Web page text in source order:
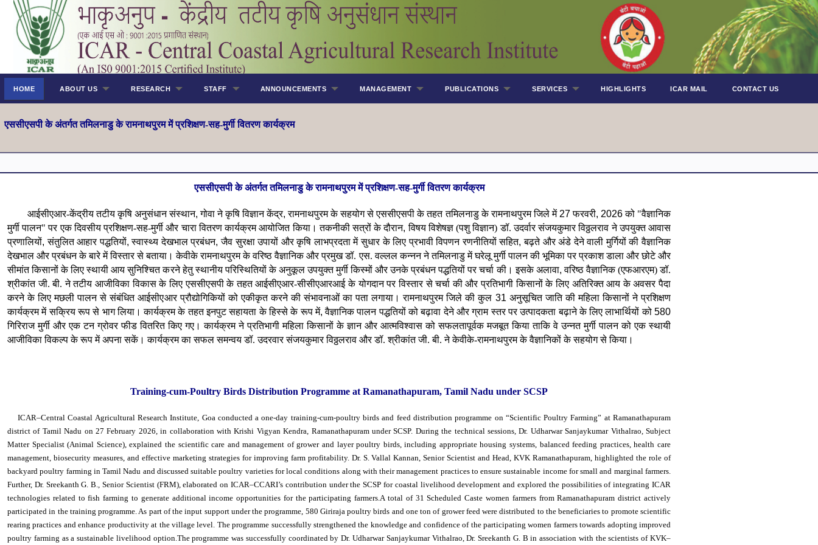
HOME ABOUT US RESEARCH STAFF ANNOUNCEMENTS MANAGEMENT PUBLICATIONS SERVICES HIGHLIGHTS ICAR MAIL CONTACT US
एससीएसपी के अंतर्गत तमिलनाडु के रामनाथपुरम में प्रशिक्षण-सह-मुर्गी वितरण कार्यक्रम
एससीएसपी के अंतर्गत तमिलनाडु के रामनाथपुरम में प्रशिक्षण-सह-मुर्गी वितरण कार्यक्रम
आईसीएआर-केंद्रीय तटीय कृषि अनुसंधान संस्थान,गोवा ने कृषि विज्ञान केंद्र,रामनाथपुरम के सहयोग से एससीएसपी के तहत तमिलनाडु के रामनाथपुरम जिले में 27फरवरी, 2026को "वैज्ञानिक
मुर्गी पालन" पर एक दिवसीय प्रशिक्षण-सह-मुर्गी और चारा वितरण कार्यक्रम आयोजित किया। तकनीकी सत्रों के दौरान,विषय विशेषज्ञ (पशु विज्ञान) डॉ. उदर्वार संजयकुमार विठ्ठलराव ने उपयुक्त आवास
प्रणालियों,संतुलित आहार पद्धतियों,स्वास्थ्य देखभाल प्रबंधन,जैव सुरक्षा उपायों और कृषि लाभप्रदता में सुधार के लिए प्रभावी विपणन रणनीतियों सहित,बढ़ते और अंडे देने वाली मुर्गियों की वैज्ञानिक
देखभाल और प्रबंधन के बारे में विस्तार से बताया। केवीके रामनाथपुरम के वरिष्ठ वैज्ञानिक और प्रमुख डॉ. एस. वल्लल कन्नन ने तमिलनाडु में घरेलू मुर्गी पालन की भूमिका पर प्रकाश डाला और छोटे और
सीमांत किसानों के लिए स्थायी आय सुनिश्चित करने हेतु स्थानीय परिस्थितियों के अनुकूल उपयुक्त मुर्गी किस्मों और उनके प्रबंधन पद्धतियों पर चर्चा की। इसके अलावा,वरिष्ठ वैज्ञानिक (एफआरएम) डॉ.
श्रीकांत जी. बी. ने तटीय आजीविका विकास के लिए एससीएसपी के तहत आईसीएआर-सीसीएआरआई के योगदान पर विस्तार से चर्चा की और प्रतिभागी किसानों के लिए अतिरिक्त आय के अवसर पैदा
करने के लिए मछली पालन से संबंधित आईसीएआर प्रौद्योगिकियों को एकीकृत करने की संभावनाओं का पता लगाया। रामनाथपुरम जिले की कुल 31 अनुसूचित जाति की महिला किसानों ने प्रशिक्षण
कार्यक्रम में सक्रिय रूप से भाग लिया। कार्यक्रम के तहत इनपुट सहायता के हिस्से के रूप में,वैज्ञानिक पालन पद्धतियों को बढ़ावा देने और ग्राम स्तर पर उत्पादकता बढ़ाने के लिए लाभार्थियों को580
गिरिराज मुर्गी और एक टन ग्रोवर फीड वितरित किए गए। कार्यक्रम ने प्रतिभागी महिला किसानों के ज्ञान और आत्मविश्वास को सफलतापूर्वक मजबूत किया ताकि वे उन्नत मुर्गी पालन को एक स्थायी
आजीविका विकल्प के रूप में अपना सकें। कार्यक्रम का सफल समन्वय डॉ. उदरवार संजयकुमार विठ्ठलराव और डॉ. श्रीकांत जी. बी. ने केवीके-रामनाथपुरम के वैज्ञानिकों के सहयोग से किया।
Training-cum-Poultry Birds Distribution Programme at Ramanathapuram, Tamil Nadu under SCSP
ICAR–Central Coastal Agricultural Research Institute, Goa conducted a one-day training-cum-poultry birds and feed distribution programme on “Scientific Poultry Farming” at Ramanathapuram
district of Tamil Nadu on 27 February 2026, in collaboration with Krishi Vigyan Kendra, Ramanathapuram under SCSP. During the technical sessions, Dr. Udharwar Sanjaykumar Vithalrao, Subject
Matter Specialist (Animal Science), explained the scientific care and management of grower and layer poultry birds, including appropriate housing systems, balanced feeding practices, health care
management, biosecurity measures, and effective marketing strategies for improving farm profitability. Dr. S. Vallal Kannan, Senior Scientist and Head, KVK Ramanathapuram, highlighted the role of
backyard poultry farming in Tamil Nadu and discussed suitable poultry varieties for local conditions along with their management practices to ensure sustainable income for small and marginal farmers.
Further, Dr. Sreekanth G. B., Senior Scientist (FRM), elaborated on ICAR–CCARI’s contribution under the SCSP for coastal livelihood development and explored the possibilities of integrating ICAR
technologies related to fish farming to generate additional income opportunities for the participating farmers.A total of 31 Scheduled Caste women farmers from Ramanathapuram district actively
participated in the training programme. As part of the input support under the programme, 580 Giriraja poultry birds and one ton of grower feed were distributed to the beneficiaries to promote scientific
rearing practices and enhance productivity at the village level. The programme successfully strengthened the knowledge and confidence of the participating women farmers towards adopting improved
poultry farming as a sustainable livelihood option.The programme was successfully coordinated by Dr. Udharwar Sanjaykumar Vithalrao, Dr. Sreekanth G. B in association with the scientists of KVK–